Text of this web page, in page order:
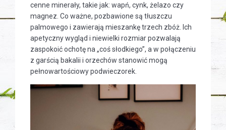
cenne minerały, takie jak: wapń, cynk, żelazo czy
magnez. Co ważne, pozbawione są tłuszczu
palmowego i zawierają mieszankę trzech zbóż. Ich
apetyczny wygląd i niewielki rozmiar pozwalają
zaspokoić ochotę na „coś słodkiego”, a w połączeniu
z garścią bakalii i orzechów stanowić mogą
pełnowartościowy podwieczorek.